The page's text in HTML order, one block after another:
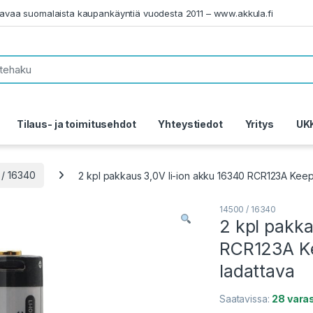
suomalaista kaupankäyntiä vuodesta 2011 – www.akkula.fi
Tilaus- ja toimitusehdot Yhteystiedot Yritys
16340 2 kpl pakkaus 3,0V li-ion akku 16340 RCR123A
14500 / 16340
2 kpl
RCR123A
ladattava
Saatavissa: 28